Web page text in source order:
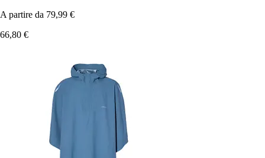
A partire da 79,99 €
66,80 €